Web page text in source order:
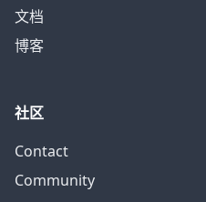
文档
博客
社区
Contact
Community